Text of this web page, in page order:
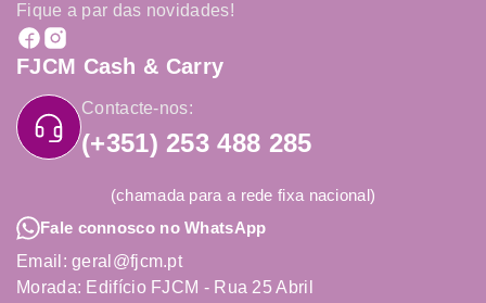
Fique a par das novidades!
FJCM Cash & Carry
Contacte-nos:
(+351) 253 488 285
(chamada para a rede fixa nacional)
Fale connosco no WhatsApp
Email: geral@fjcm.pt
Morada: Edifício FJCM - Rua 25 Abril